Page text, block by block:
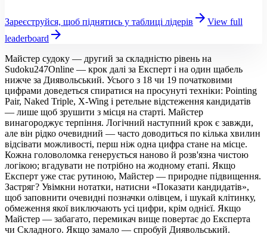
Зареєструйся, щоб піднятись у таблиці лідерів arrow_forward View full
leaderboard arrow_forward
Майстер судоку — другий за складністю рівень на
Sudoku247Online — крок далі за Експерт і на один щабель
нижче за Диявольський. Усього з 18 чи 19 початковими
цифрами доведеться спиратися на просунуті техніки: Pointing
Pair, Naked Triple, X-Wing і ретельне відстеження кандидатів
— лише щоб зрушити з місця на старті. Майстер
винагороджує терпіння. Логічний наступний крок є завжди,
але він рідко очевидний — часто доводиться по кілька хвилин
відсівати можливості, перш ніж одна цифра стане на місце.
Кожна головоломка генерується наново й розв'язна чистою
логікою; вгадувати не потрібно на жодному етапі. Якщо
Експерт уже стає рутиною, Майстер — природне підвищення.
Застряг? Увімкни нотатки, натисни «Показати кандидатів»,
щоб заповнити очевидні позначки олівцем, і шукай клітинку,
обмеження якої виключають усі цифри, крім однієї. Якщо
Майстер — забагато, перемикач вище повертає до Експерта
чи Складного. Якщо замало — спробуй Диявольський.